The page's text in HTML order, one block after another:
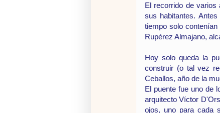
El recorrido de varios
sus habitantes.
tiempo solo
Rupérez Almajano,
Hoy solo queda la
construir (o tal vez
Ceballos, año de la
El puente fue uno de
arquitecto Víctor
ojos, uno para cada